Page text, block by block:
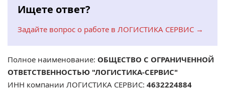
Ищете ответ?
Задайте вопрос о работе в ЛОГИСТИКА СЕРВИС →
Полное наименование: ОБЩЕСТВО С ОГРАНИЧЕННОЙ
ОТВЕТСТВЕННОСТЬЮ "ЛОГИСТИКА-СЕРВИС"
ИНН компании ЛОГИСТИКА СЕРВИС: 4632224884